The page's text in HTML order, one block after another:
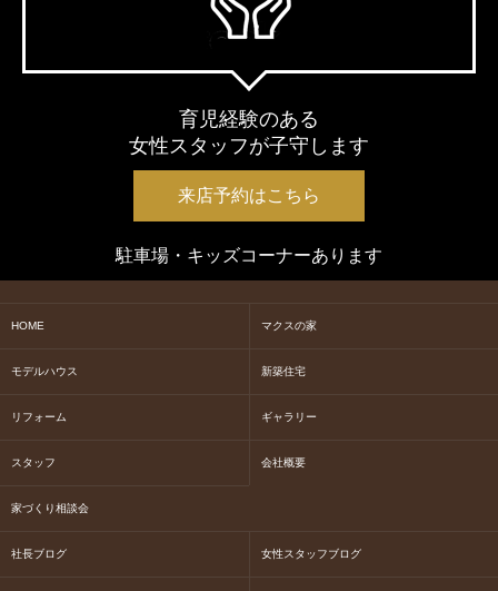
育児経験のある
女性スタッフが子守します
来店予約はこちら
駐車場・キッズコーナーあります
HOME マクスの家
モデルハウス 新築住宅
リフォーム ギャラリー
スタッフ 会社概要
家づくり相談会
社長ブログ 女性スタッフブログ